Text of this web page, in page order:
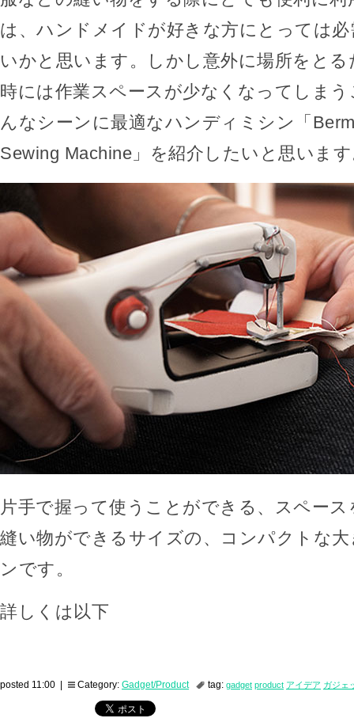
は、ハンドメイドが好きな方にとっては
いかと思います。しかし意外に場所をと
時には作業スペースが少なくなってしま
んなシーンに最適なハンディミシン「
Sewing Machine」を紹介したいと思いま
片手で握って使うことができる、スペー
縫い物ができるサイズの、コンパクトな
ンです。
詳しくは以下
posted 11:00 | Category: Gadget/Product tag: gadget product アイデア ガジェ